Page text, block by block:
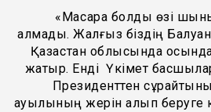
«Масқара болды өзі
қалмады. Жалғыз біздің Балуан
Қазақстан облысында
жатыр. Енді Үкімет
Президенттен
ауылының жерін алып беруге